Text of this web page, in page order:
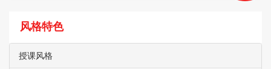
风格特色
授课风格